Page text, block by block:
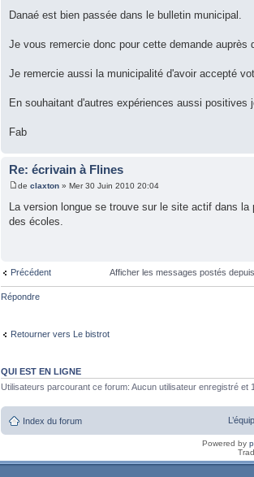
Danaé est bien passée dans le bulletin municipal.
Je vous remercie donc pour cette demande auprès
Je remercie aussi la municipalité d'avoir accepté
En souhaitant d'autres expériences aussi positives
Fab
Re: écrivain à Flines
de claxton » Mer 30 Juin 2010 20:04
La version longue se trouve sur le site actif dans
des écoles.
Précédent Afficher les messages postés
Répondre
Retourner vers Le bistrot
QUI EST EN LIGNE
Utilisateurs parcourant ce forum: Aucun utilisateur enregistré et
Index du forum
Powered by